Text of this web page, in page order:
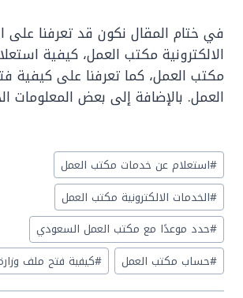
في ختام المقال نكون قد تعرفنا على
الالكترونية مكتب العمل، كيفية
مكتب العمل، كما تعرفنا على كيفية
العمل. بالإضافة إلى بعض المعلومات
Post
Tags:
#استعلام عن خدمات مكتب العمل
#الخدمات الالكترونية مكتب العمل
#حدد موعدًا مع مكتب العمل السعودي
#حساب مكتب العمل #كيفية فتح ملف